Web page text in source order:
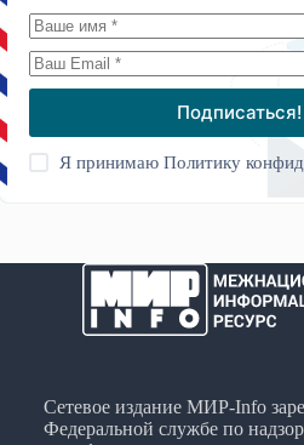
Подписаться!
Я принимаюПолитику
Сетевое издание МИР-Info
Федеральной службе по